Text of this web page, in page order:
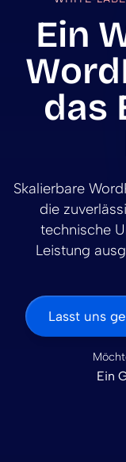
Ein
das
Skalierbare
die
technische
Leistung
Lasst uns
Ein